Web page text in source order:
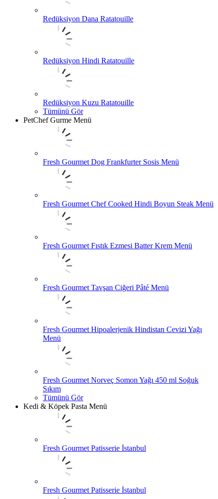
Redüksiyon Dana Ratatouille
Redüksiyon Hindi Ratatouille
Redüksiyon Kuzu Ratatouille
Tümünü Gör
PetChef Gurme Menü
Fresh Gourmet Dog Frankfurter Sosis Menü
Fresh Gourmet Chef Cooked Hindi Boyun Steak Menü
Fresh Gourmet Fıstık Ezmesi Batter Krem Menü
Fresh Gourmet Tavşan Ciğeri Pâté Menü
Fresh Gourmet Hipoalerjenik Hindistan Cevizi Yağı
Menü
Fresh Gourmet Norveç Somon Yağı 450 ml Soğuk
Sıkım
Tümünü Gör
Kedi & Köpek Pasta Menü
Fresh Gourmet Patisserie İstanbul
Fresh Gourmet Patisserie İstanbul